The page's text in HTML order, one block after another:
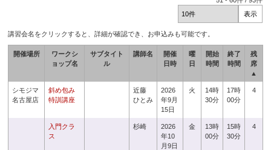
講習会名をクリックすると、詳細が確認でき、お申込みも可能です。
開催場所
ワークシ
ョップ名
サブタイト
ル
講師名
開催
日時
曜
日
開始
時間
終了
時間
残
席
▲
シモジマ
名古屋店
斜め包み
特訓講座
近藤
ひとみ
2026
年9月
15日
火
14時
30分
17時
00分
4
入門クラ
ス
杉崎
2026
年10
月9日
金
13時
00分
15時
30分
4